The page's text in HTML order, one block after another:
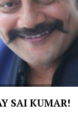
SAI KUMAR!